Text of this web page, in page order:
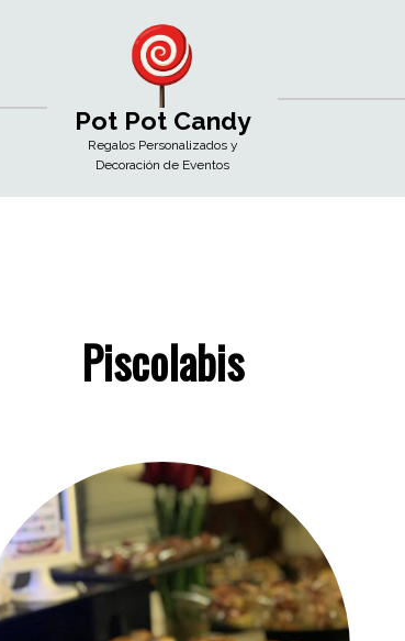
Pot Pot Candy
Regalos Personalizados y
Decoración de Eventos
Piscolabis